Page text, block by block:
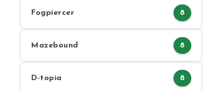
Fogpiercer 8
Mazebound 8
D-topia 8